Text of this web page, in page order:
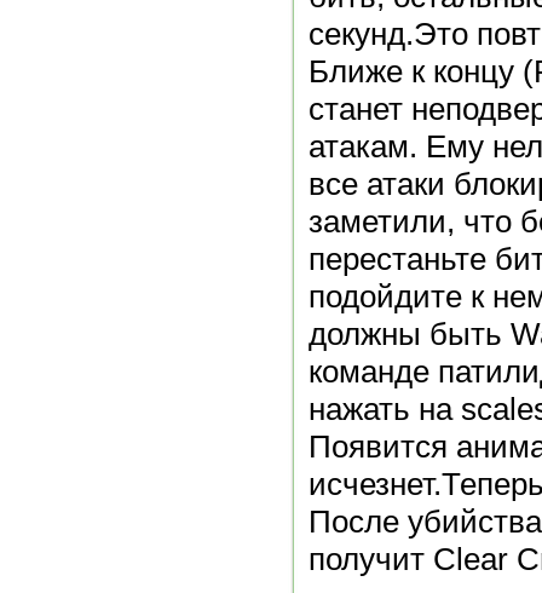
секунд.Это
Ближе к концу
станет
атакам. Ему
все атаки
заметили, что
перестаньте
подойдите к
должны быть
команде
нажать на
Появится
После
получит Clear